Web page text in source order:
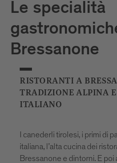
Le specialità
Bressanone
RISTORANTI A
TRADIZIONE ALPINA
ITALIANO
I canederli tirolesi, i primi di
italiana, l’alta cucina dei
Bressanone e dintorni. E poi